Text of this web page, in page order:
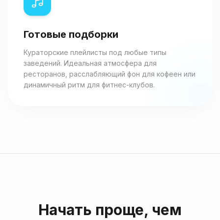
Готовые подборки
Кураторские плейлисты под любые типы
заведений. Идеальная атмосфера для
ресторанов, расслабляющий фон для кофеен или
динамичный ритм для фитнес-клубов.
Начать проще, чем